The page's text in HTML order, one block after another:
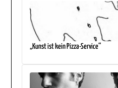
„Kunst ist kein Pizza-Service“